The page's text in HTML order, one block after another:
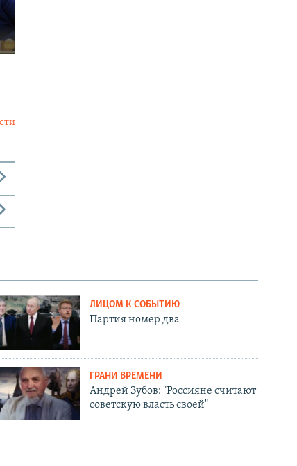
ЛИЦОМ К СОБЫТИЮ
Партия номер два
ГРАНИ ВРЕМЕНИ
Андрей Зубов: "Россияне считают
советскую власть своей"